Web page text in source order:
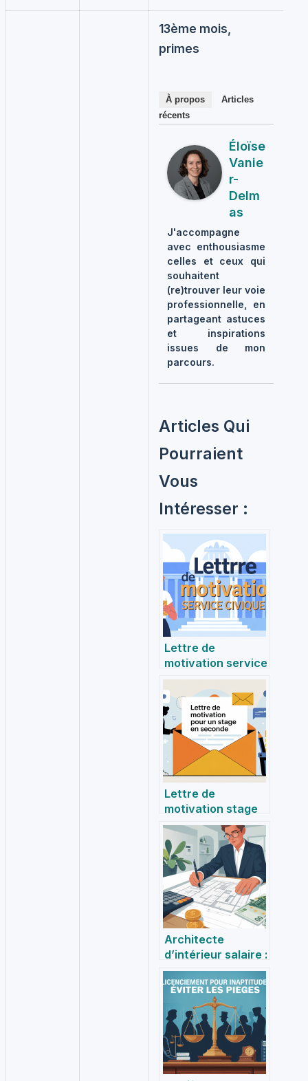
13ème mois,
primes
À propos
Articles
récents
Éloïse
Vanie
R-
Delm
As
J'accompagne
avec enthousiasme
celles et ceux qui
souhaitent
(re)trouver leur voie
professionnelle, en
partageant astuces
et inspirations
issues de mon
parcours.
Articles Qui
Pourraient
Vous
Intéresser :
Lettre de
motivation service
civique : conseils,
exemples et
bonnes pratiques
Lettre de
motivation stage
seconde :
rédaction et
conseils adaptés
Architecte
d’intérieur salaire :
combien peut-on
réellement
espérer gagner en
2024